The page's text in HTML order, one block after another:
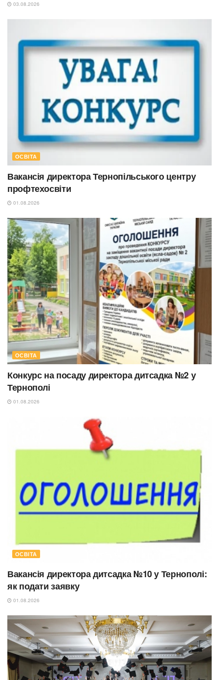
03.08.2026
ОСВІТА
Вакансія директора Тернопільського центру
профтехосвіти
01.08.2026
ОСВІТА
Конкурс на посаду директора дитсадка №2 у
Тернополі
01.08.2026
ОСВІТА
Вакансія директора дитсадка №10 у Тернополі:
як подати заявку
01.08.2026